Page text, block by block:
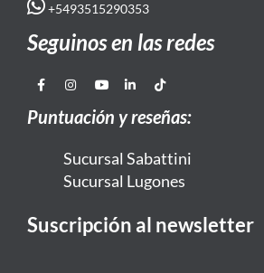
+5493515290353
Seguinos en las redes
Puntuación y reseñas:
Sucursal Sabattini
Sucursal Lugones
Suscripción al newsletter